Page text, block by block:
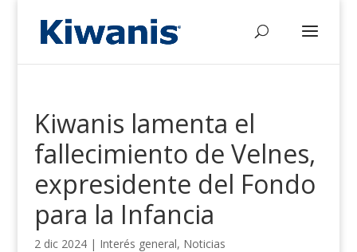
Kiwanis lamenta el
fallecimiento de Velnes,
expresidente del Fondo
para la Infancia
2 dic 2024| Interés general, Noticias